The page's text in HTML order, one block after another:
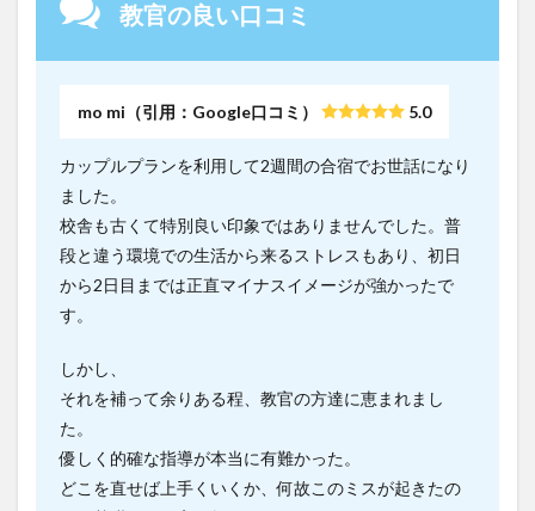
教官の良い口コミ
mo mi（引用：Google口コミ） 5.0
カップルプランを利用して2週間の合宿でお世話になり
ました。
校舎も古くて特別良い印象ではありませんでした。普
段と違う環境での生活から来るストレスもあり、初日
から2日目までは正直マイナスイメージが強かったで
す。
しかし、
それを補って余りある程、教官の方達に恵まれまし
た。
優しく的確な指導が本当に有難かった。
どこを直せば上手くいくか、何故このミスが起きたの